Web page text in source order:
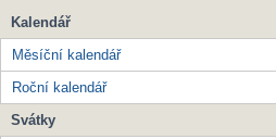
Kalendář
Měsíční kalendář
Roční kalendář
Svátky